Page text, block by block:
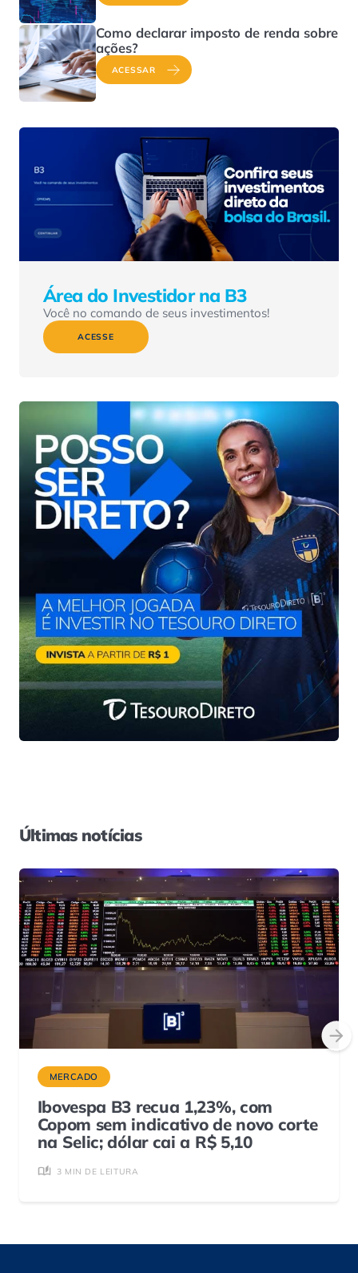
Como declarar imposto de renda sobre
ações?
ACESSAR
Área do Investidor na B3
Você no comando de seus investimentos!
ACESSE
Últimas notícias
MERCADO
Ibovespa B3 recua 1,23%, com
Copom sem indicativo de novo corte
na Selic; dólar cai a R$ 5,10
3 MIN DE LEITURA